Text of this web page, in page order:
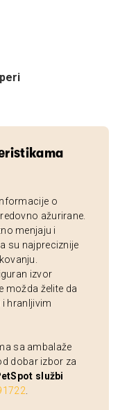
o
ažurirane.
menjaju i
su najpreciznije
izvor
možda želite da
i hranljivim
sa ambalaže
dobar izbor za
službi